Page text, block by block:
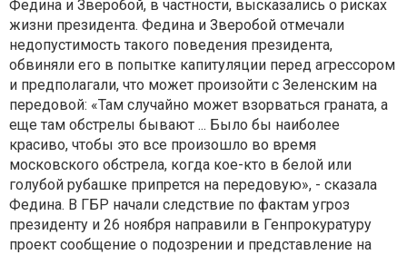
Федина и Зверобой, в частности, высказались о рисках
жизни президента. Федина и Зверобой отмечали
недопустимость такого поведения президента,
обвиняли его в попытке капитуляции перед агрессором
и предполагали, что может произойти с Зеленским на
передовой: «Там случайно может взорваться граната, а
еще там обстрелы бывают ... Было бы наиболее
красиво, чтобы это все произошло во время
московского обстрела, когда кое-кто в белой или
голубой рубашке припрется на передовую», - сказала
Федина. В ГБР начали следствие по фактам угроз
президенту и 26 ноября направили в Генпрокуратуру
проект сообщение о подозрении и представление на